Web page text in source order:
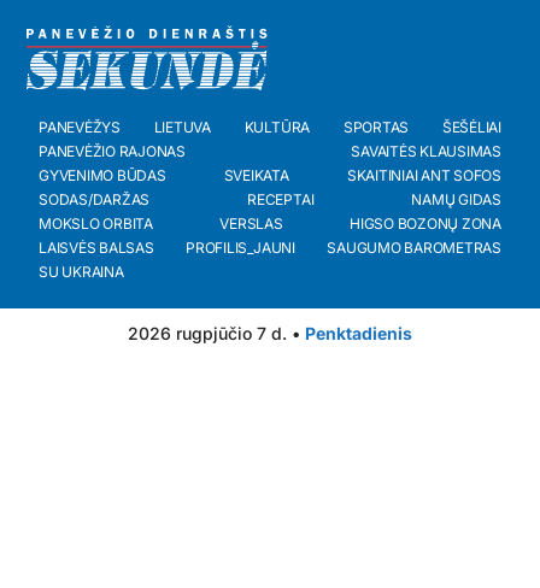
PANEVĖŽYS LIETUVA KULTŪRA SPORTAS
ŠEŠĖLIAI
PANEVĖŽIO RAJONAS
SAVAITĖS KLAUSIMAS
GYVENIMO BŪDAS
SVEIKATA
SKAITINIAI ANT SOFOS
SODAS/DARŽAS
RECEPTAI
NAMŲ GIDAS
MOKSLO ORBITA
VERSLAS
HIGSO BOZONŲ ZONA
LAISVĖS BALSAS
PROFILIS_JAUNI
SAUGUMO BAROMETRAS
SU UKRAINA
2026 rugpjūčio 7 d. • Penktadienis